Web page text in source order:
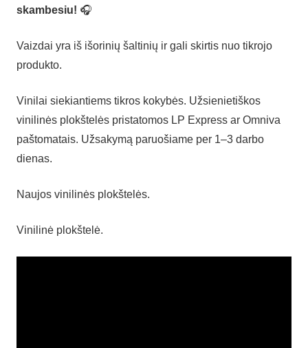
skambesiu! 🎧
Vaizdai yra iš išorinių šaltinių ir gali skirtis nuo tikrojo
produkto.
Vinilai siekiantiems tikros kokybės. Užsienietiškos
vinilinės plokštelės pristatomos LP Express ar Omniva
paštomatais. Užsakymą paruošiame per 1–3 darbo
dienas.
Naujos vinilinės plokštelės.
Vinilinė plokštelė.